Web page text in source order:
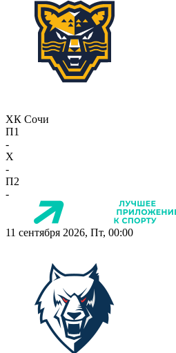
ХК Сочи
П1
-
X
-
П2
-
11 сентября 2026, Пт, 00:00